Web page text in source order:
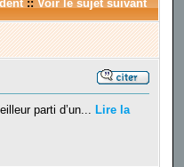
:: Voir le sujet suivant
parti d’un... Lire la